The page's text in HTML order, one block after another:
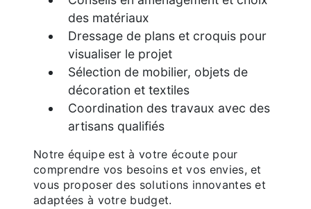
des matériaux
Dressage de plans et croquis pour
visualiser le projet
Sélection de mobilier, objets de
décoration et textiles
Coordination des travaux avec des
artisans qualifiés
Notre équipe est à votre écoute pour
comprendre vos besoins et vos envies, et
vous proposer des solutions innovantes et
adaptées à votre budget.